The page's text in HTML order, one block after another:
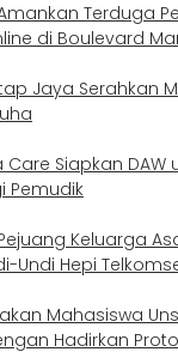
Terduga
di Boulevard
Jaya Serahkan
Siapkan DAW
Pemudik
Keluarga
Undi Hepi
Mahasiswa
Hadirkan